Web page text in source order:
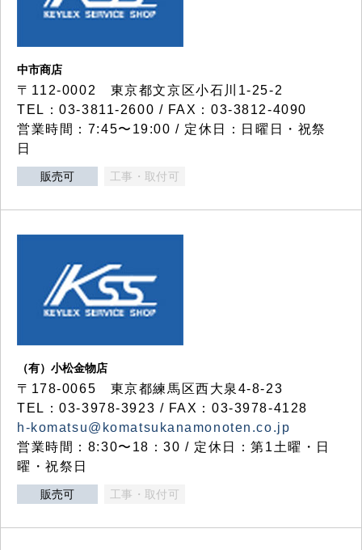
中市商店
〒112-0002 東京都文京区小石川1-25-2
TEL：03-3811-2600 / FAX：03-3812-4090
営業時間：7:45〜19:00 / 定休日：日曜日・祝祭
日
販売可 工事・取付可
（有）小松金物店
〒178-0065 東京都練馬区西大泉4-8-23
TEL：03-3978-3923 / FAX：03-3978-4128
h-komatsu@komatsukanamonoten.co.jp
営業時間：8:30〜18：30 / 定休日：第1土曜・日
曜・祝祭日
販売可 工事・取付可